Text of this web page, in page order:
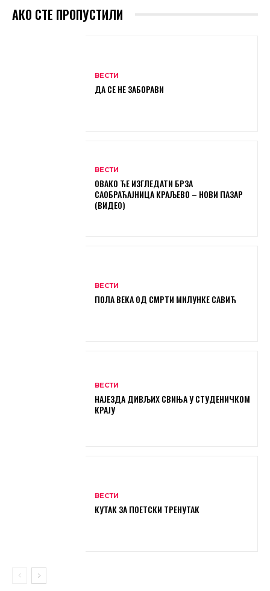
АКО СТЕ ПРОПУСТИЛИ
ВЕСТИ
ДА СЕ НЕ ЗАБОРАВИ
ВЕСТИ
ОВАКО ЋЕ ИЗГЛЕДАТИ БРЗА
САОБРАЋАЈНИЦА КРАЉЕВО – НОВИ ПАЗАР
(ВИДЕО)
ВЕСТИ
ПОЛА ВЕКА ОД СМРТИ МИЛУНКЕ САВИЋ
ВЕСТИ
НАЈЕЗДА ДИВЉИХ СВИЊА У СТУДЕНИЧКОМ
КРАЈУ
ВЕСТИ
КУТАК ЗА ПОЕТСКИ ТРЕНУТАК